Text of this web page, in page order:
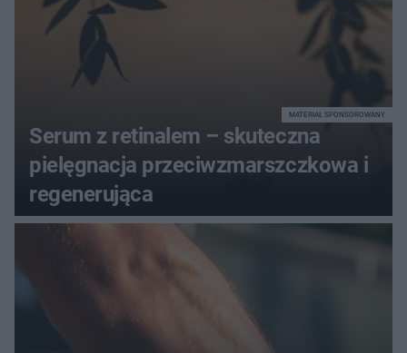
Serum z retinalem – skuteczna
pielęgnacja przeciwzmarszczkowa i
regenerująca
MATERIAŁ SPONSOROWANY